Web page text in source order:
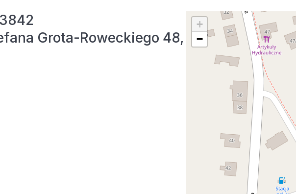
Grota-Roweckiego 48,
+
−